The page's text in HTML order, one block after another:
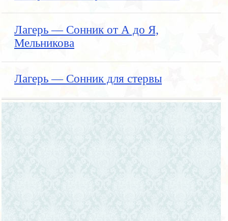
Лагерь — Сонник от А до Я,
Мельникова
Лагерь — Сонник для стервы